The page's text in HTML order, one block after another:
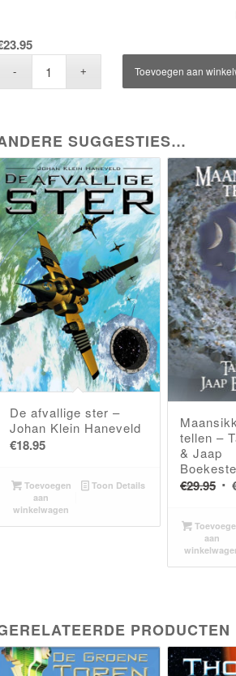
23.95
Toevoegen aan
SUGGESTIES…
De afvallige ster –
Johan Klein Haneveld
€18.95
Toevoegen
aan
winkelwagen
Toon Details
tellen –
& Jaap
€29.95
aan
PRODUCTEN